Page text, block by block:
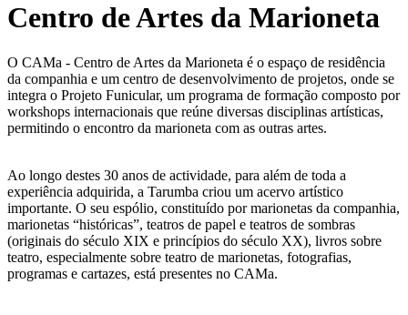
Centro de Artes da Marioneta
O CAMa - Centro de Artes da Marioneta é o espaço de residência
da companhia e um centro de desenvolvimento de projetos, onde se
integra o Projeto Funicular, um programa de formação composto por
workshops internacionais que reúne diversas disciplinas artísticas,
permitindo o encontro da marioneta com as outras artes.
Ao longo destes 30 anos de actividade, para além de toda a
experiência adquirida, a Tarumba criou um acervo artístico
importante. O seu espólio, constituído por marionetas da companhia,
marionetas “históricas”, teatros de papel e teatros de sombras
(originais do século XIX e princípios do século XX), livros sobre
teatro, especialmente sobre teatro de marionetas, fotografias,
programas e cartazes, está presentes no CAMa.